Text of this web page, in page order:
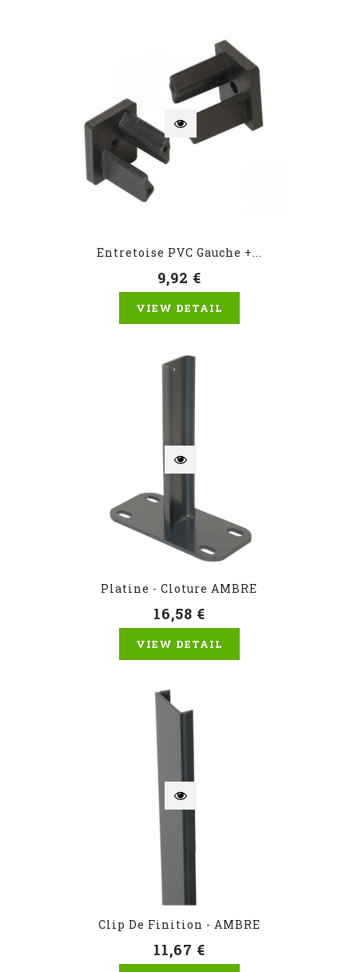
Entretoise PVC Gauche +...
9,92 €
VIEW DETAIL
Platine - Cloture AMBRE
16,58 €
VIEW DETAIL
Clip De Finition - AMBRE
11,67 €